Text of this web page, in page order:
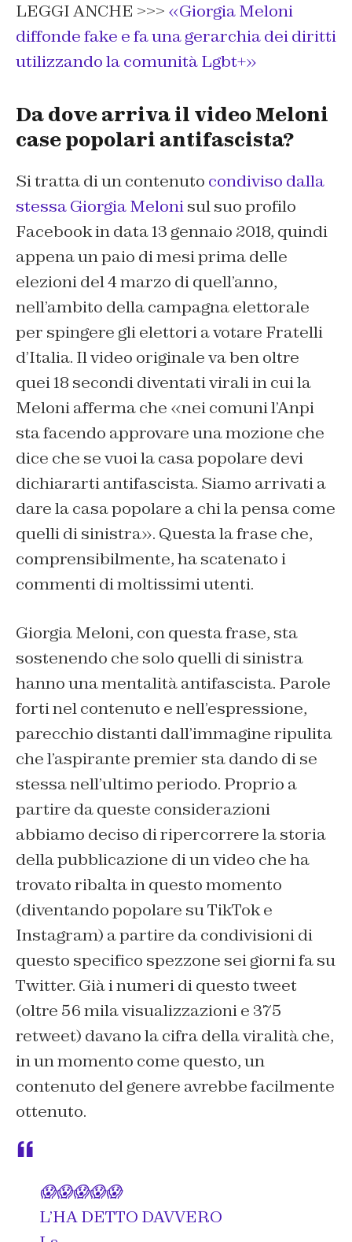
LEGGI ANCHE >>> «Giorgia Meloni
diffonde fake e fa una gerarchia dei diritti
utilizzando la comunità Lgbt+»
Da dove arriva il video Meloni
case popolari antifascista?
Si tratta di un contenuto condiviso dalla
stessa Giorgia Melonisul suo profilo
Facebook in data 13 gennaio 2018, quindi
appena un paio di mesi prima delle
elezioni del 4 marzo di quell’anno,
nell’ambito della campagna elettorale
per spingere gli elettori a votare Fratelli
d’Italia. Il video originale va ben oltre
quei 18 secondi diventati virali in cui la
Meloni afferma che «nei comuni l’Anpi
sta facendo approvare una mozione che
dice che se vuoi la casa popolare devi
dichiararti antifascista. Siamo arrivati a
dare la casa popolare a chi la pensa come
quelli di sinistra». Questa la frase che,
comprensibilmente, ha scatenato i
commenti di moltissimi utenti.
Giorgia Meloni, con questa frase, sta
sostenendo che solo quelli di sinistra
hanno una mentalità antifascista. Parole
forti nel contenuto e nell’espressione,
parecchio distanti dall’immagine ripulita
che l’aspirante premier sta dando di se
stessa nell’ultimo periodo. Proprio a
partire da queste considerazioni
abbiamo deciso di ripercorrere la storia
della pubblicazione di un video che ha
trovato ribalta in questo momento
(diventando popolare su TikTok e
Instagram) a partire da condivisioni di
questo specifico spezzone sei giorni fa su
Twitter. Già i numeri di questo tweet
(oltre 56 mila visualizzazioni e 375
retweet) davano la cifra della viralità che,
in un momento come questo, un
contenuto del genere avrebbe facilmente
ottenuto.
😱😱😱😱😱
L’HA DETTO DAVVERO